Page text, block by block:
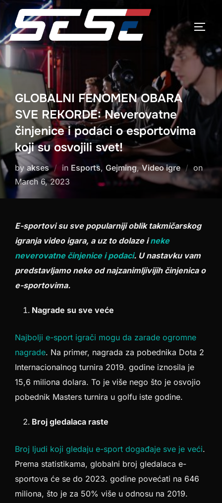
Skip
content
GLOBALNI FENOMEN OBARA
SVE REKORDE: Neverovatne
činjenice i podaci o esportovima
koji su osvojili svet!
byakses in Esports, Gejming,Video igre on
March 6, 2023
E-sportovi su sve popularniji oblik takmičarskog
igranja video igara, a uz to dolaze ineke
neverovatne činjenice i podaci. U nastavku vam
predstavljamo neke od najzanimljivijih činjenica o
e-sportovima.
Nagrade su sve veće
Najbolji e-sport igrači mogu da zarade ogromne
nagrade. Na primer, nagrada za pobednika Dota 2
Internacionalnog turnira 2019. godine iznosila je
15,6 miliona dolara. To je više nego što je osvojio
pobednik Masters turnira u golfu iste godine.
Broj gledalaca raste
Broj ljudi koji gledaju e-sport događaje sve je veći.
Prema statistikama, globalni broj gledalaca e-
sportova će se do 2023. godine povećati na 646
miliona, što je za 50% više u odnosu na 2019.